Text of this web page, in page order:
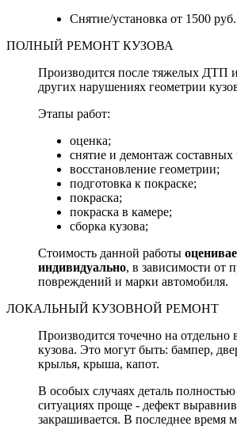
Снятие/установка от 1500 руб.
ПОЛНЫЙ РЕМОНТ КУЗОВА
Производится после тяжелых ДТП
других нарушениях геометрии
Этапы работ:
оценка;
снятие и демонтаж составных
восстановление геометрии;
подготовка к покраске;
покраска;
покраска в камере;
сборка кузова;
Стоимость данной работы
индивидуально, в зависимости от
повреждений и марки автомобиля.
ЛОКАЛЬНЫЙ КУЗОВНОЙ РЕМОНТ
Производится точечно на отдельно
кузова. Это могут быть: бампер,
крылья, крыша, капот.
В особых случаях деталь полностью
ситуациях проще - дефект
закрашивается. В последнее время